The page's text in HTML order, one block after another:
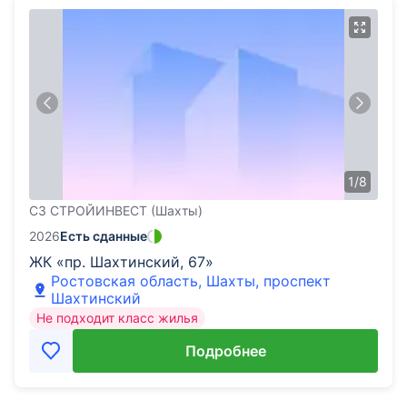
1/8
СЗ СТРОЙИНВЕСТ (Шахты)
ЖК «пр. Шахтинский, 67»
2026Есть сданные
Ростовская область, Шахты, проспект
Шахтинский
Не подходит класс жилья
Подробнее